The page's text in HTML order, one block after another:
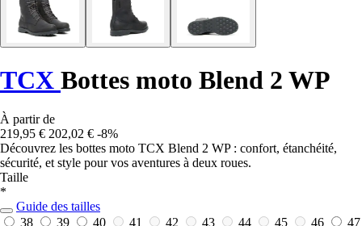
TCX Bottes moto Blend 2 WP
À partir de
219,95 € 202,02 € -8%
Découvrez les bottes moto TCX Blend 2 WP : confort, étanchéité,
sécurité, et style pour vos aventures à deux roues.
Taille
*
Guide des tailles
38
39 40 41 42 43 44 45 46
47